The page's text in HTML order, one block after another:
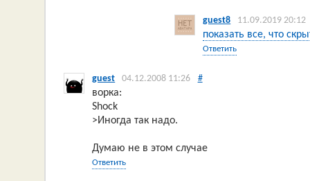
guest8 11.09.2019 20:12
показать все, что
Ответить
guest 04.12.2008 11:26 #
ворка:
Shock
>Иногда так надо.
Думаю не в этом случае
Ответить